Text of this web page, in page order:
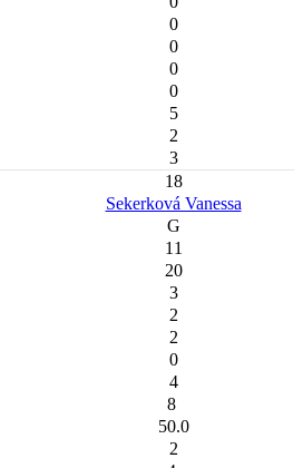
0
0
0
0
5
2
3
18
Sekerková Vanessa
G
11
20
3
2
2
0
4
8
50.0
2